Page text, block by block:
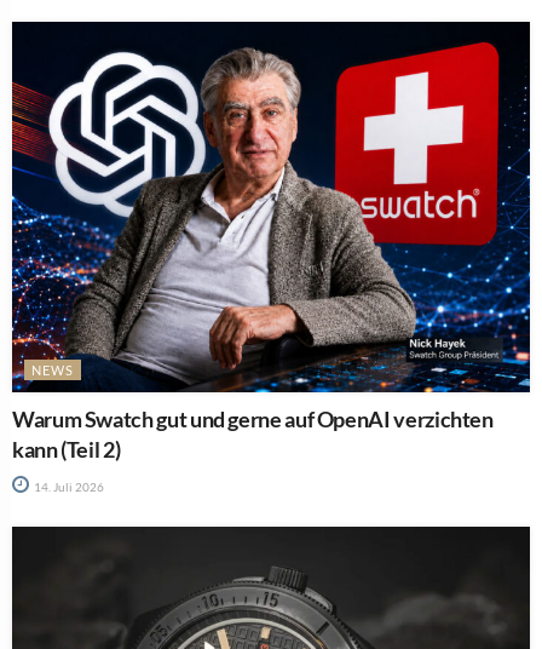
NEWS
Warum Swatch gut und gerne auf OpenAI verzichten
kann (Teil 2)
14. Juli 2026